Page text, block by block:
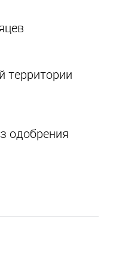
территории
одобрения